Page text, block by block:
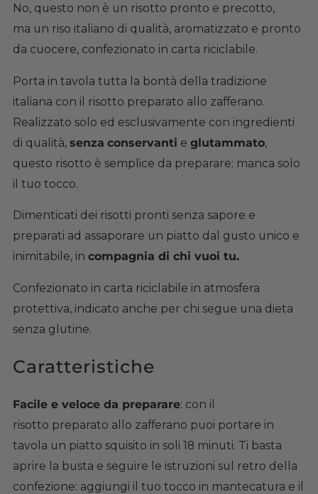
No, questo non è un risotto pronto e precotto,
ma un riso italiano di qualità, aromatizzato e pronto
da cuocere, confezionato in carta riciclabile.
Porta in tavola tutta la bontà della tradizione
italiana con il risotto preparato allo zafferano.
Realizzato solo ed esclusivamente con ingredienti
di qualità, senza conservanti e glutammato,
questo risotto è semplice da preparare: manca solo
il tuo tocco.
Dimenticati dei risotti pronti senza sapore e
preparati ad assaporare un piatto dal gusto unico e
inimitabile, in compagnia di chi vuoi tu.
Confezionato in carta riciclabile in atmosfera
protettiva, indicato anche per chi segue una dieta
senza glutine.
Caratteristiche
Facile e veloce da preparare: con il
risotto preparato allo zafferano puoi portare in
tavola un piatto squisito in soli 18 minuti. Ti basta
aprire la busta e seguire le istruzioni sul retro della
confezione: aggiungi il tuo tocco in mantecatura e il